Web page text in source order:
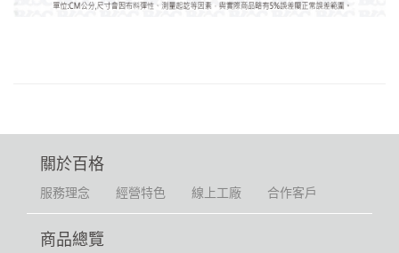
關於百格
服務理念 經營特色 線上工廠 合作客戶
商品總覽